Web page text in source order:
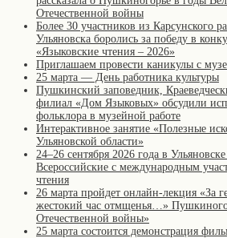
Отечественной войны
Более 30 участников из Карсунского
Ульяновска боролись за победу в
«Языковские чтения – 2026»
Приглашаем провести каникулы с
25 марта — День работника культуры
Пушкинский заповедник,
филиал «Дом Языковых» обсудили
фольклора в музейной работе
Интерактивное занятие «Полезные
Ульяновской области»
24–26 сентября 2026 года в
Всероссийские с международным
чтения
26 марта пройдет онлайн-лекция «За
жестокий час отмщенья…»
Отечественной войны»
25 марта состоится демонстрация